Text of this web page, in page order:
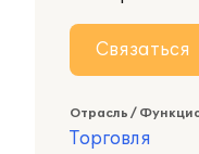
Связаться
Отрасль /
Торговля